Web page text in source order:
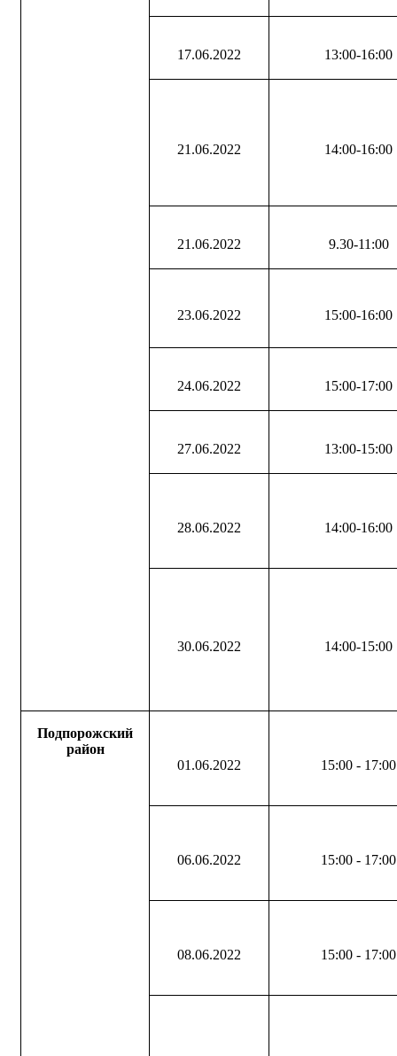
17.06.2022 13:00-16:00
21.06.2022 14:00-16:00
21.06.2022 9.30-11:00
23.06.2022 15:00-16:00
24.06.2022 15:00-17:00
27.06.2022 13:00-15:00
28.06.2022 14:00-16:00
30.06.2022 14:00-15:00
Подпорожский
район
01.06.2022
15:00 - 17:00
06.06.2022 15:00 - 17:00
08.06.2022 15:00 - 17:00